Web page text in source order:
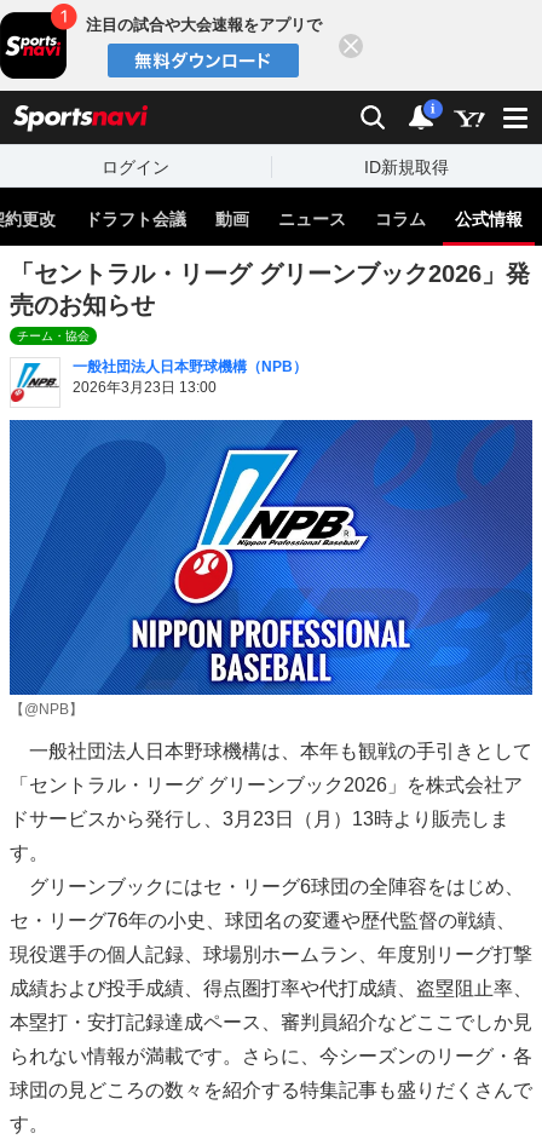
注目の試合や大会速報をアプリで
検索 通知
i
ログイン ID新規取得
約更改 ドラフト会議 動画 ニュース コラム 公式情報
「セントラル・リーグ グリーンブック2026」発
売のお知らせ
チーム・協会
一般社団法人日本野球機構（NPB）
2026年3月23日 13:00
【@NPB】
一般社団法人日本野球機構は、本年も観戦の手引きとして
「セントラル・リーグ グリーンブック2026」を株式会社ア
ドサービスから発行し、3月23日（月）13時より販売しま
す。
グリーンブックにはセ・リーグ6球団の全陣容をはじめ、
セ・リーグ76年の小史、球団名の変遷や歴代監督の戦績、
現役選手の個人記録、球場別ホームラン、年度別リーグ打撃
成績および投手成績、得点圏打率や代打成績、盗塁阻止率、
本塁打・安打記録達成ペース、審判員紹介などここでしか見
られない情報が満載です。さらに、今シーズンのリーグ・各
球団の見どころの数々を紹介する特集記事も盛りだくさんで
す。